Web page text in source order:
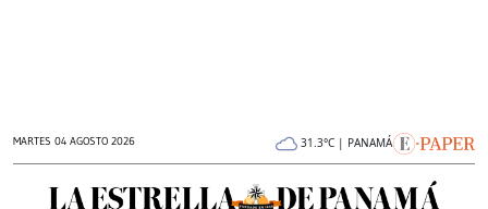
MARTES 04 AGOSTO 2026 31.3°C | PANAMÁ